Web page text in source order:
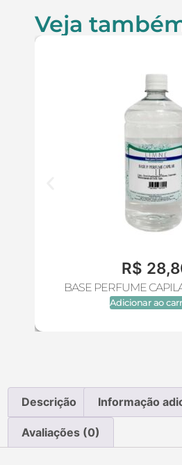
Veja
R$
BASE PERFUME
Adicionar ao
Descrição Informação
Avaliações (0)